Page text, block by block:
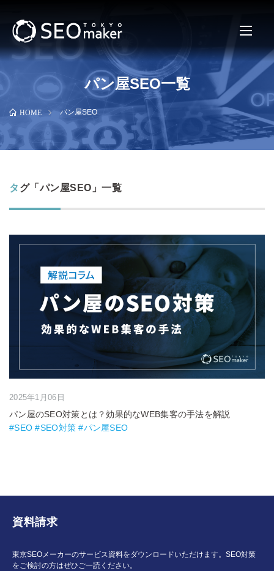
パン屋SEO一覧
HOME パン屋SEO
タグ「パン屋SEO」一覧
2025年1月06日
パン屋のSEO対策とは？効果的なWEB集客の手法を解説
#SEO #SEO対策 #パン屋SEO
資料請求
東京SEOメーカーのサービス資料をダウンロードいただけます。SEO対策
をご検討の方はぜひご一読ください。